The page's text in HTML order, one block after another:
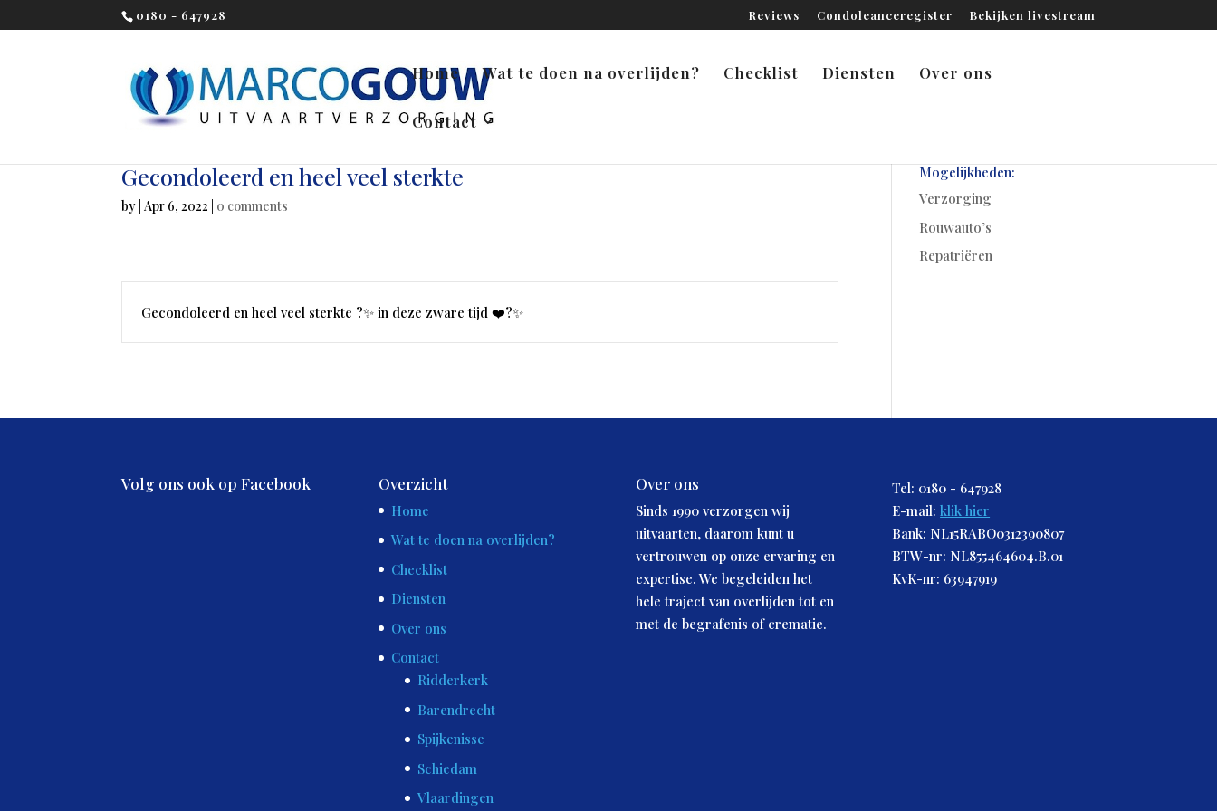
0180 - 647928 Reviews Condoleanceregister Bekijken livestream
Home Wat te doen na overlijden? Checklist Diensten Over ons
Contact
Gecondoleerd en heel veel sterkte
by |Apr 6, 2022 0 comments
Gecondoleerd en heel veel sterkte ?✨ in deze zware tijd ❤️‍?✨
Mogelijkheden:
Verzorging
Rouwauto’s
Repatriëren
Volg ons ook op Facebook Overzicht
Home
Wat te doen na overlijden?
Checklist
Diensten
Over ons
Contact
Ridderkerk
Barendrecht
Spijkenisse
Schiedam
Vlaardingen
Over ons
Sinds 1990 verzorgen wij
uitvaarten, daarom kunt u
vertrouwen op onze ervaring en
expertise. We begeleiden het
hele traject van overlijden tot en
met de begrafenis of crematie.
Tel: 0180 - 647928
E-mail:klik hier
Bank: NL15RABO0312390807
BTW-nr: NL855464604.B.01
KvK-nr: 63947919